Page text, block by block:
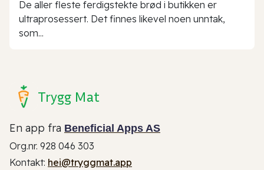
De aller fleste ferdigstekte brød i butikken er
ultraprosessert. Det finnes likevel noen unntak,
som...
Trygg Mat
En app fra Beneficial Apps AS
Org.nr. 928 046 303
Kontakt: hei@tryggmat.app